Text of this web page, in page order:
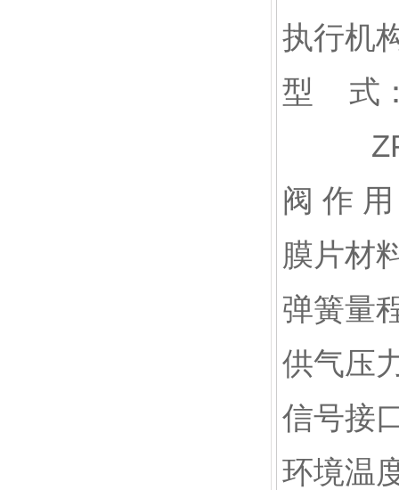
执行机
型 式
阀 作
膜片材
弹簧量
供气压
信号接
环境温